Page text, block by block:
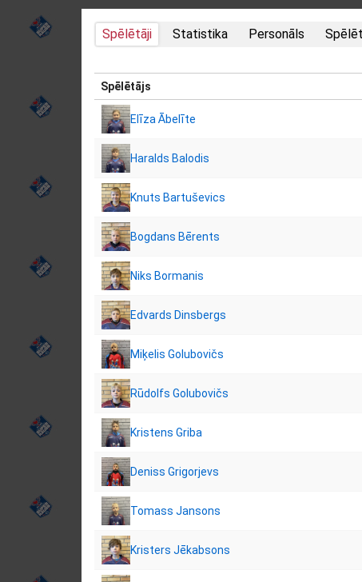
Spēlētāji Statistika Personāls
Spēlētājs
Elīza Ābelīte
Haralds Balodis
Knuts Bartuševics
Bogdans Bērents
Niks Bormanis
Edvards Dinsbergs
Miķelis Golubovičs
Rūdolfs Golubovičs
Kristens Griba
Deniss Grigorjevs
Tomass Jansons
Kristers Jēkabsons